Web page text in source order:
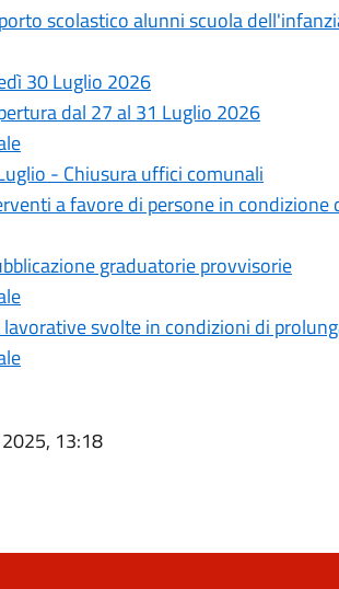
scolastico alunni scuola
30 Luglio 2026
dal 27 al 31 Luglio 2026
- Chiusura uffici comunali
a favore di persone in
graduatorie provvisorie
svolte in condizioni di
13:18